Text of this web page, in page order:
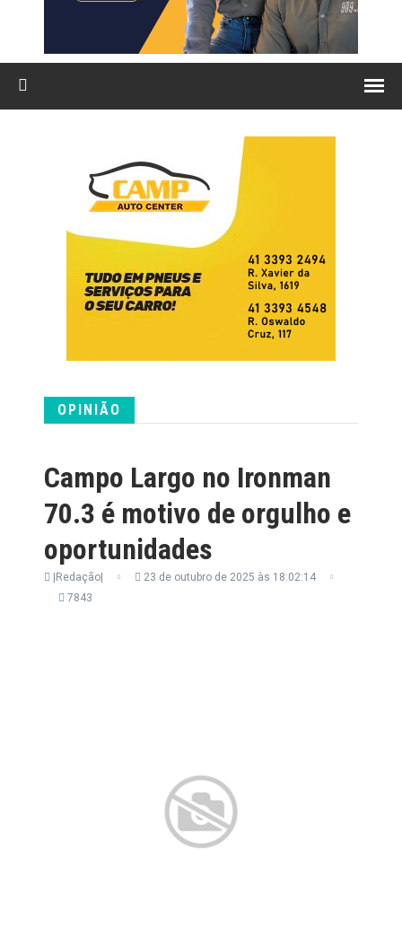
OPINIÃO
Campo Largo no Ironman
70.3 é motivo de orgulho e
oportunidades
|Redação|
23 de outubro de 2025 às 18:02:14
7843